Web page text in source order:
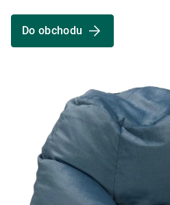
Do obchodu